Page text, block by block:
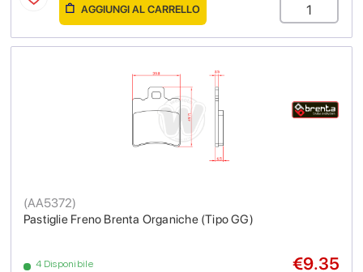
AGGIUNGI AL CARRELLO
Pastiglie Freno Brenta Organiche (Tipo GG)
(AA5372)
4 Disponibile €9.35